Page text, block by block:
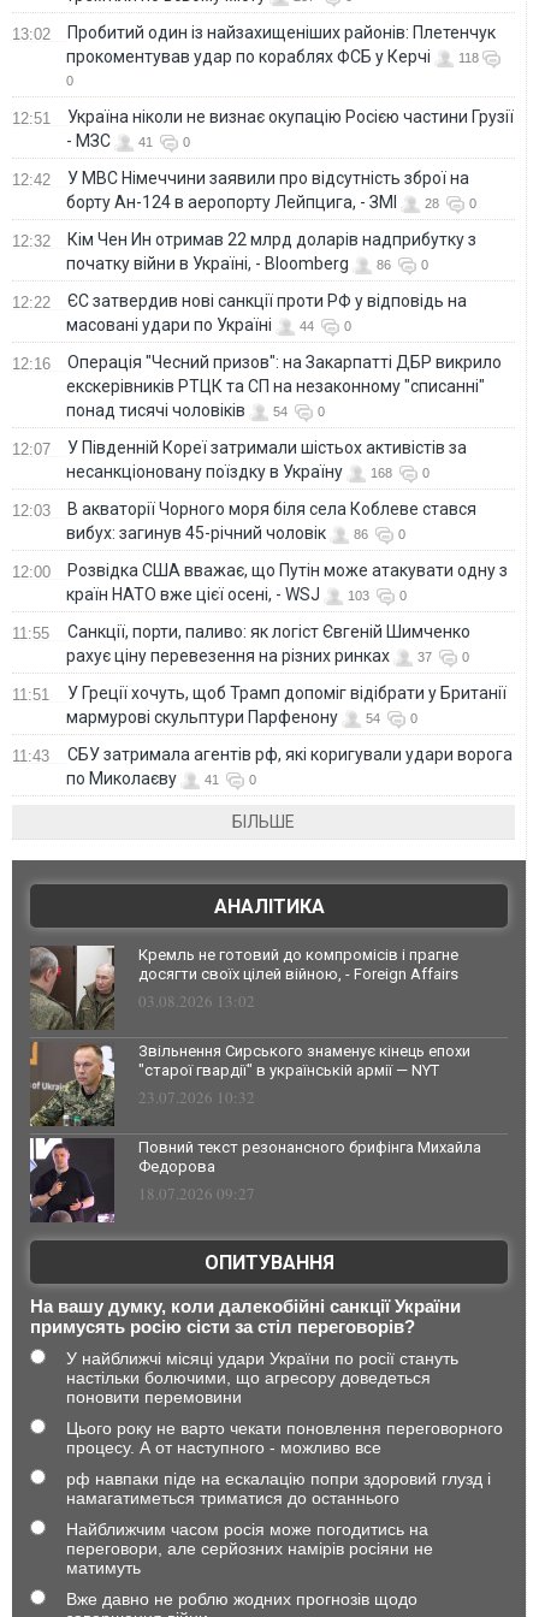
13:02
Пробитий один із найзахищеніших районів: Плетенчук
прокоментував удар по кораблях ФСБ у Керчі
118
0
12:51
Україна ніколи не визнає окупацію Росією частини Грузії
- МЗС
41 0
12:42
У МВС Німеччини заявили про відсутність зброї на
борту Ан-124 в аеропорту Лейпцига, - ЗМІ
28 0
12:32
Кім Чен Ин отримав 22 млрд доларів надприбутку з
початку війни в Україні, - Bloomberg
86 0
12:22
ЄС затвердив нові санкції проти РФ у відповідь на
масовані удари по Україні
44 0
12:16
Операція "Чесний призов": на Закарпатті ДБР викрило
екскерівників РТЦК та СП на незаконному "списанні"
понад тисячі чоловіків
54 0
12:07
У Південній Кореї затримали шістьох активістів за
несанкціоновану поїздку в Україну
168 0
12:03
В акваторії Чорного моря біля села Коблеве стався
вибух: загинув 45-річний чоловік
86 0
12:00
Розвідка США вважає, що Путін може атакувати одну з
країн НАТО вже цієї осені, - WSJ
103 0
11:55
Санкції, порти, паливо: як логіст Євгеній Шимченко
рахує ціну перевезення на різних ринках
37 0
11:51
У Греції хочуть, щоб Трамп допоміг відібрати у Британії
мармурові скульптури Парфенону
54 0
11:43
СБУ затримала агентів рф, які коригували удари ворога
по Миколаєву
41 0
БІЛЬШЕ
АНАЛІТИКА
Кремль не готовий до компромісів і прагне
досягти своїх цілей війною, - Foreign Affairs
03.08.2026 13:02
Звільнення Сирського знаменує кінець епохи
"старої гвардії" в українській армії — NYT
23.07.2026 10:32
Повний текст резонансного брифінга Михайла
Федорова
18.07.2026 09:27
ОПИТУВАННЯ
На вашу думку, коли далекобійні санкції України
примусять росію сісти за стіл переговорів?
У найближчі місяці удари України по росії стануть
настільки болючими, що агресору доведеться
поновити перемовини
Цього року не варто чекати поновлення переговорного
процесу. А от наступного - можливо все
рф навпаки піде на ескалацію попри здоровий глузд і
намагатиметься триматися до останнього
Найближчим часом росія може погодитись на
переговори, але серйозних намірів росіяни не
матимуть
Вже давно не роблю жодних прогнозів щодо